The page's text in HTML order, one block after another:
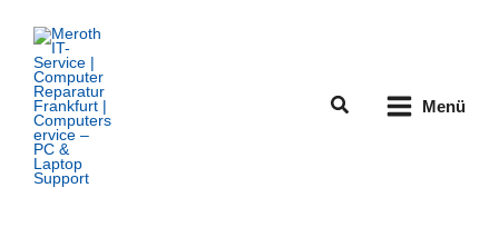
Inhalt
springen
Suchen Menü